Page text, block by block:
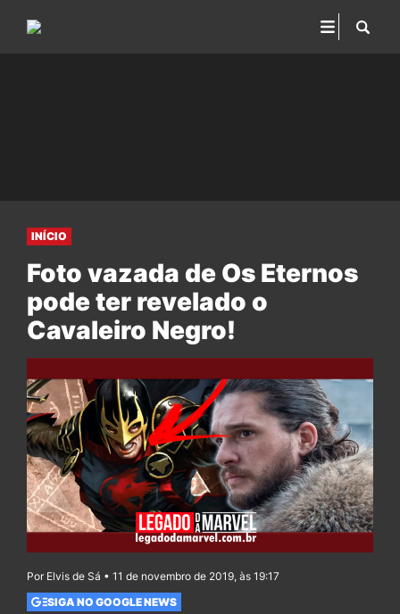
INÍCIO
Foto vazada de Os Eternos
pode ter revelado o
Cavaleiro Negro!
Por Elvis de Sá • 11 de novembro de 2019, às 19:17
SIGA NO GOOGLE NEWS